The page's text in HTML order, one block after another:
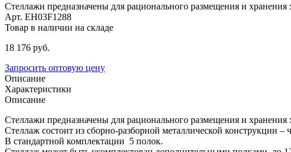
Стеллажи предназначены для рационального размещения и
Арт. EH03F1288
Товар в наличии на складе
18 176 руб.
Запросить оптовую цену
Описание
Характеристики
Описание
Стеллажи предназначены для рационального размещения и
Стеллаж состоит из сборно-разборной металлической конструкции
В стандартной комплектации 5 полок.